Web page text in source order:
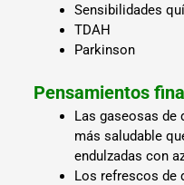
Sensibilidades
TDAH
Parkinson
Pensamientos
Las gaseosas de
más saludable
endulzadas con
Los refrescos de